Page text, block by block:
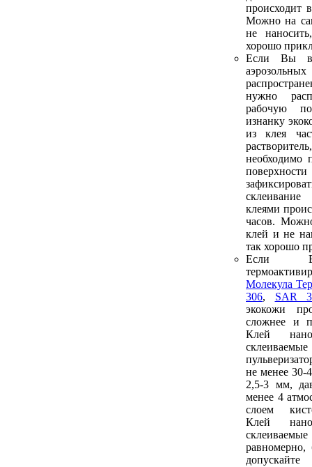
происходит
Можно на
не
хорошо
Если Вы
нужно
рабочую
изнанку
из клея
необходимо
клеями
часов.
клей и не
так хорошо
Если
Молекула
306, SAR
экокожи
сложнее и
Клей
не менее 30-
2,5-3 мм,
менее 4
слоем
Клей
равномерно,